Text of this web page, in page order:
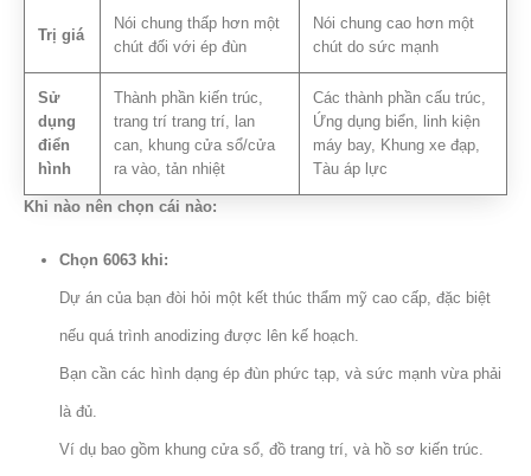
Trị giá
Nói chung thấp hơn một
chút đối với ép đùn
Nói chung cao hơn một
chút do sức mạnh
Sử
dụng
điển
hình
Thành phần kiến ​​trúc,
trang trí trang trí, lan
can, khung cửa sổ/cửa
ra vào, tản nhiệt
Các thành phần cấu trúc,
Ứng dụng biển, linh kiện
máy bay, Khung xe đạp,
Tàu áp lực
Khi nào nên chọn cái nào:
Chọn 6063 khi:
Dự án của bạn đòi hỏi một kết thúc thẩm mỹ cao cấp, đặc biệt
nếu quá trình anodizing được lên kế hoạch.
Bạn cần các hình dạng ép đùn phức tạp, và sức mạnh vừa phải
là đủ.
Ví dụ bao gồm khung cửa sổ, đồ trang trí, và hồ sơ kiến ​​trúc.